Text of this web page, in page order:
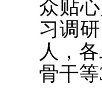
众贴
习调
人，
骨干